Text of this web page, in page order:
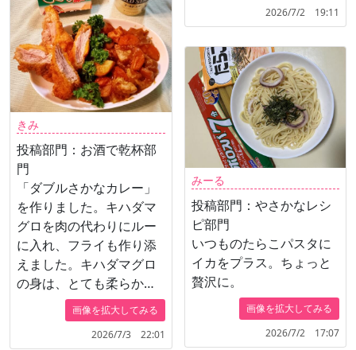
きみ
投稿部門：お酒で乾杯部
門
「ダブルさかなカレー」
を作りました。キハダマ
グロを肉の代わりにルー
に入れ、フライも作り添
えました。キハダマグロ
の身は、とても柔らかく
て食べやすく、父も喜ん
でくれました。野菜も沢
山美味しく食べれるから
画像を拡大してみる
2026/7/3 22:01
2026/7/2 19:11
みーる
投稿部門：やさかなレシ
ピ部門
いつものたらこパスタに
イカをプラス。ちょっと
贅沢に。
画像を拡大してみる
2026/7/2 17:07